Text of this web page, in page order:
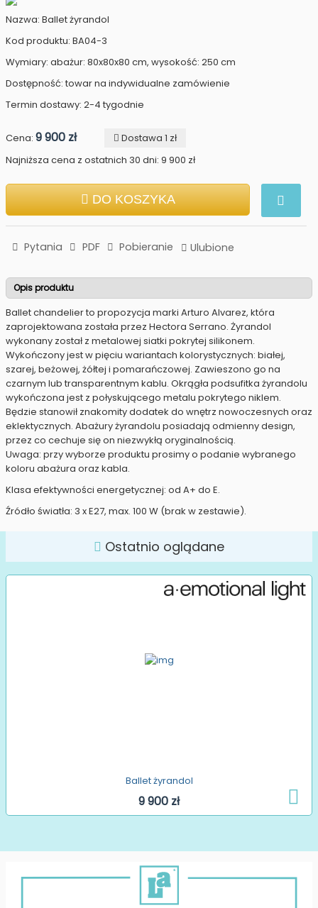
Nazwa: Ballet żyrandol
Kod produktu: BA04-3
Wymiary: abażur: 80x80x80 cm, wysokość: 250 cm
Dostępność: towar na indywidualne zamówienie
Termin dostawy: 2-4 tygodnie
Cena: 9 900 zł
Dostawa 1 zł
Najniższa cena z ostatnich 30 dni: 9 900 zł
DO KOSZYKA
Pytania PDF Pobieranie Ulubione
Opis produktu
Ballet chandelier to propozycja marki Arturo Alvarez, która
zaprojektowana została przez Hectora Serrano. Żyrandol
wykonany został z metalowej siatki pokrytej silikonem.
Wykończony jest w pięciu wariantach kolorystycznych: białej,
szarej, beżowej, żółtej i pomarańczowej. Zawieszono go na
czarnym lub transparentnym kablu. Okrągła podsufitka żyrandolu
wykończona jest z połyskującego metalu pokrytego niklem.
Będzie stanowił znakomity dodatek do wnętrz nowoczesnych oraz
eklektycznych. Abażury żyrandolu posiadają odmienny design,
przez co cechuje się on niezwykłą oryginalnością.
Uwaga: przy wyborze produktu prosimy o podanie wybranego
koloru abażura oraz kabla.
Klasa efektywności energetycznej: od A+ do E.
Źródło światła: 3 x E27, max. 100 W (brak w zestawie).
Ostatnio oglądane
Ballet żyrandol
9 900 zł